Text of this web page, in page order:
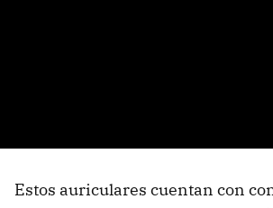
Estos auriculares cuentan con